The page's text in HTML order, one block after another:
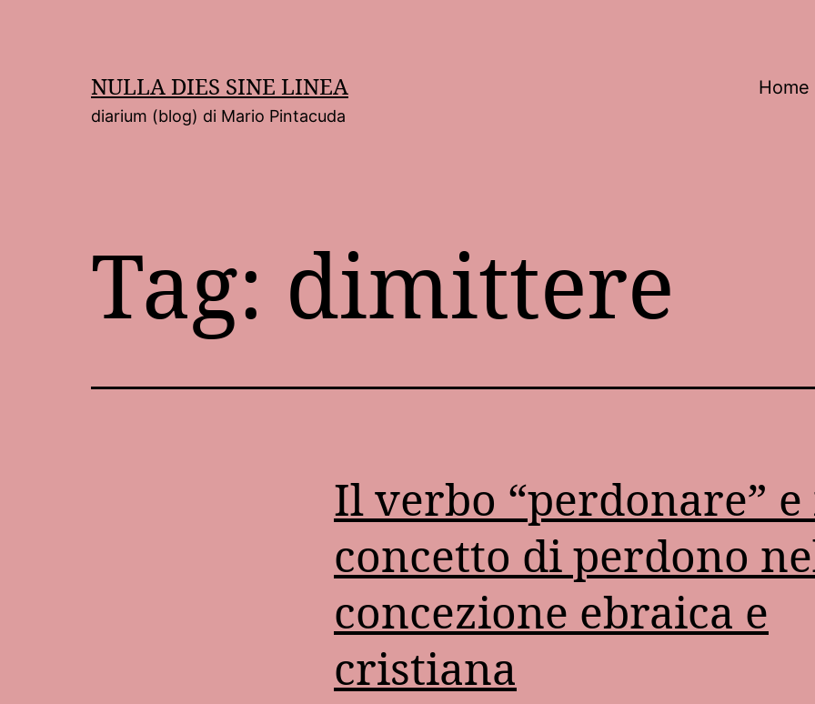
NULLA DIES SINE LINEA
diarium (blog) di Mario Pintacuda
Home
Tag: dimittere
Il verbo “perdonare”
concetto di perdono
concezione ebraica e
cristiana